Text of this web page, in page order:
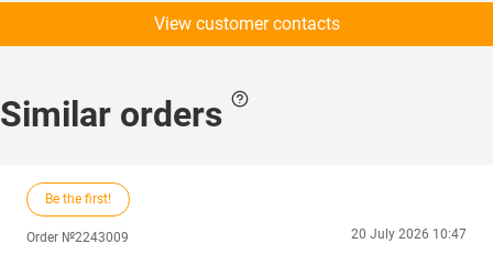
View customer contacts
Similar orders
Be the first!
Order №2243009 20 July 2026 10:47